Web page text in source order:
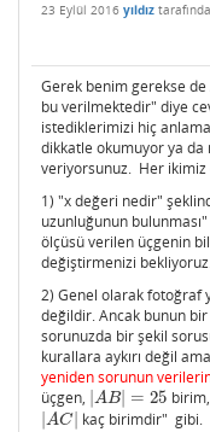
23 Eylül 2016 yıldız
Gerek benim gerekse
bu verilmektedir" diye
istediklerimizi hiç
dikkatle okumuyor ya
veriyorsunuz. Her ikimiz
1) "x değeri nedir"
uzunluğunun
ölçüsü verilen üçgenin
değiştirmenizi
2) Genel olarak fotoğraf
değildir. Ancak bunun
sorunuzda bir şekil
kurallara aykırı değil
yeniden sorunun
üçgen, AB = 25
|AB| =25 birim,
AC|
|AC| kaç birimdir" gibi.